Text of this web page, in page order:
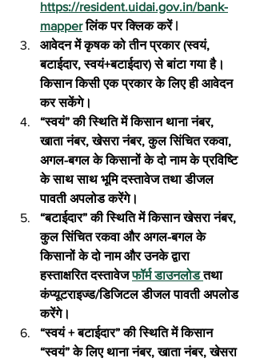
https://resident.uidai.gov.in/bank-
mapper लिंक पर क्लिक करें |
आवेदन में कृषक को तीन प्रकार (स्वयं,
बटाईदार, स्वयं+बटाईदार) से बांटा गया है।
किसान किसी एक प्रकार के लिए ही आवेदन
कर सकेंगे।
“स्वयं” की स्थिति में किसान थाना नंबर,
खाता नंबर, खेसरा नंबर, कुल सिंचित रकवा,
अगल-बगल के किसानों के दो नाम के प्रविष्टि
के साथ साथ भूमि दस्तावेज तथा डीजल
पावती अपलोड करेंगे।
“बटाईदार” की स्थिति में किसान खेसरा नंबर,
कुल सिंचित रकवा और अगल-बगल के
किसानों के दो नाम और उनके द्वारा
हस्ताक्षरित दस्तावेज फॉर्म डाउनलोड तथा
कंप्यूटराइज्ड/डिजिटल डीजल पावती अपलोड
करेंगे।
“स्वयं + बटाईदार” की स्थिति में किसान
“स्वयं” के लिए थाना नंबर, खाता नंबर, खेसरा